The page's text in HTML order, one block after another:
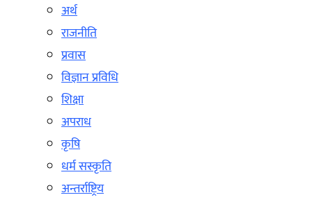
अर्थ
राजनीति
प्रवास
विज्ञान प्रविधि
शिक्षा
अपराध
कृषि
धर्म सस्कृति
अन्तर्राष्ट्रिय